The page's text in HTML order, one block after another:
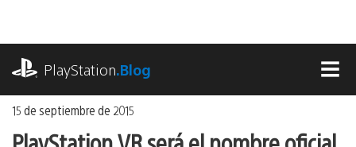
contenido
PlayStation.Blog
15 de septiembre de 2015